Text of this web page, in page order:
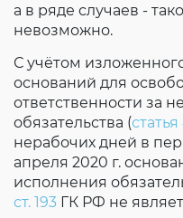
а в ряде случаев -
невозможно.
С учётом
оснований для
ответственности за
обязательства (статья
нерабочих дней в
апреля 2020 г.
исполнения
ст. 193 ГК РФ не